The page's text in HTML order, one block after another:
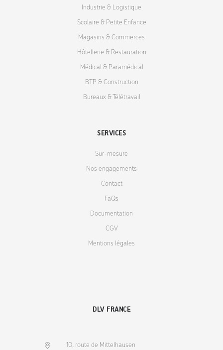
Industrie & Logistique
Scolaire & Petite Enfance
Magasins & Commerces
Hôtellerie & Restauration
Médical & Paramédical
BTP & Construction
Bureaux & Télétravail
SERVICES
Sur-mesure
Nos engagements
Contact
FaQs
Documentation
CGV
Mentions légales
DLV FRANCE
10, route de Mittelhausen